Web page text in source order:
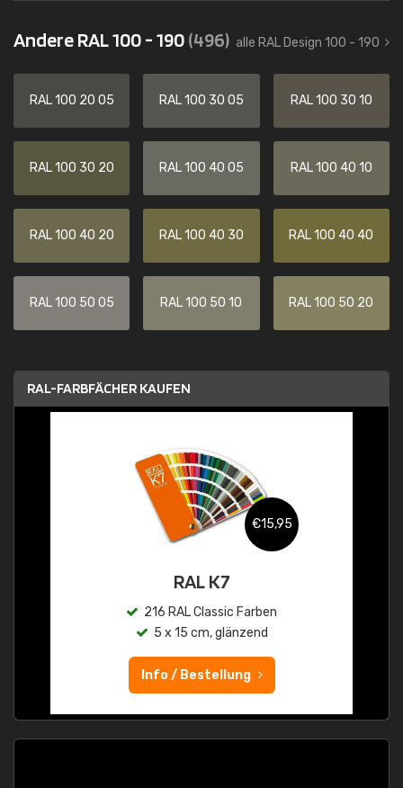
Andere RAL 100 - 190(496) alle RAL Design 100 - 190
RAL 100 20 05 RAL 100 30 05 RAL 100 30 10
RAL 100 30 20 RAL 100 40 05 RAL 100 40 10
RAL 100 40 20 RAL 100 40 30 RAL 100 40 40
RAL 100 50 05 RAL 100 50 10 RAL 100 50 20
RAL-FARBFÄCHER KAUFEN
€15,95
RAL K7
216 RAL Classic Farben
5 x 15 cm, glänzend
Info / Bestellung